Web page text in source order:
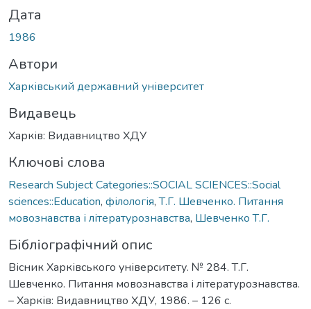
Дата
1986
Автори
Харківський державний університет
Видавець
Харків: Видавництво ХДУ
Ключові слова
Research Subject Categories::SOCIAL SCIENCES::Social
sciences::Education, філологія,Т.Г. Шевченко. Питання
мовознавства і літературознавства, Шевченко Т.Г.
Бібліографічний опис
Вісник Харківського університету. № 284. Т.Г.
Шевченко. Питання мовознавства і літературознавства.
– Харків: Видавництво ХДУ, 1986. – 126 с.